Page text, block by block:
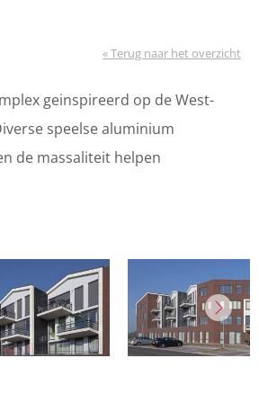
« Terug naar het overzicht
geinspireerd op de West-
speelse aluminium
de massaliteit helpen